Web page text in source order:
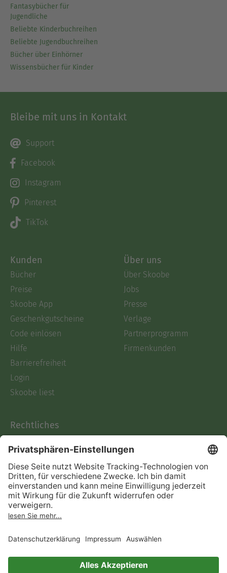
Fantasybücher für
Jugendliche
Beliebte Kinderbuchreihen
Beliebte Jugendbuchreihen
Bücher über Einhörner
Wissensbücher für Kinder
Bleibe mit uns in Kontakt
Support
Facebook
Instagram
Pinterest
TikTok
Kunden
Bücher
Preise
Skoobe App
Geschenkgutscheine
Code einlösen
Hilfe
Barrierefreiheit
Login
Skoobe liest
Über uns
Über Skoobe
Jobs
Presse
Verlage
Partnerprogramm
Firmenkunden
Rechtliches
AGB
Informationen nach Data
Act
Verträge hier kündigen
Impressum